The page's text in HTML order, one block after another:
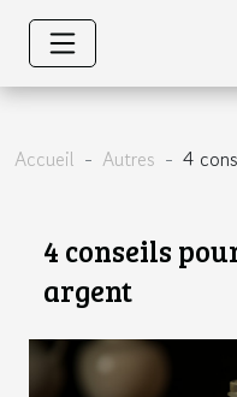
Accueil Autres 4
4 conseils
argent